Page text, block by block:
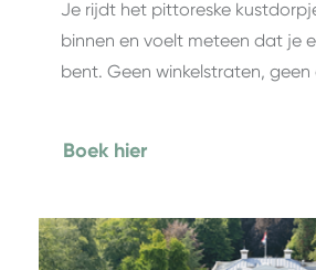
Je rijdt het pittoreske
binnen en voelt meteen dat je
bent. Geen winkelstraten,
Boek hier